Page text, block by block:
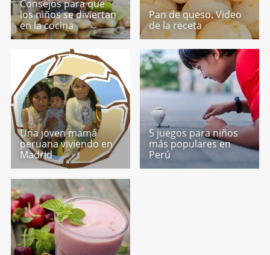
Consejos para que
los niños se diviertan
en la cocina
Pan de queso. Video
de la receta
Una joven mamá
peruana viviendo en
Madrid
5 juegos para niños
más populares en
Perú